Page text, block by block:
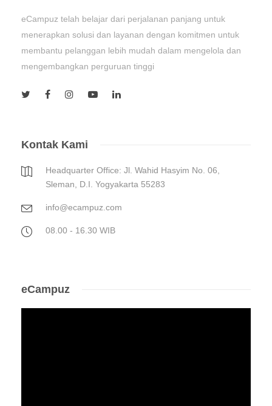
eCampuz telah belajar dari perjalanan panjang untuk
menerapkan solusi dan layanan dengan komitmen untuk
membantu pelanggan lebih mudah dalam mengelola dan
mengembangkan perguruan tinggi
Kontak Kami
Headquarter Office: Jl. Wahid Hasyim No. 06,
Sleman, D.I. Yogyakarta 55283
info@ecampuz.com
08.00 - 16.30 WIB
eCampuz